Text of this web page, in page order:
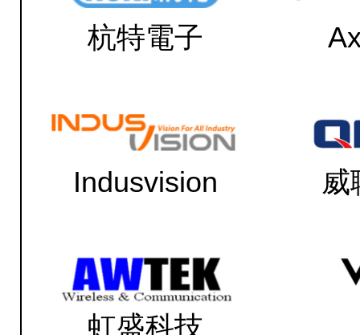
杭特電子
Indusvision 威
虹盛科技